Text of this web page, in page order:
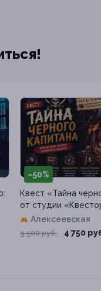
–50%
Квест «Тайна
от студии
Алексеевская
9 500 руб. 4 750